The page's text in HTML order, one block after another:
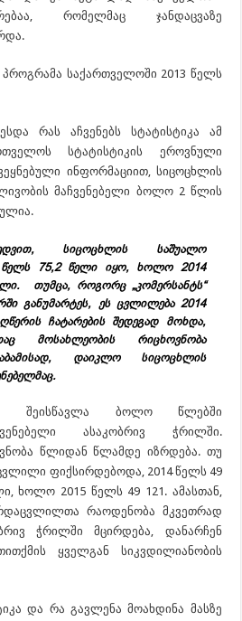
რომელმაც ჯანდაცვაზე
საქართველოში 2013 წელს
რას აჩვენებს სტატისტიკა ამ
სტატისტიკის ეროვნული
ინფორმაციით, სიცოცხლის
მაჩვენებელი ბოლო 2 წლის
სიცოცხლის საშუალო
წელს 75,2 წელი იყო, ხოლო 2014
თუმცა, როგორც „კომერსანტს“
განუმარტეს, ეს ცვლილება 2014
ჩატარების შედეგად მოხდა,
მოსახლეობის რიცხოვნობა
დაიკლო სიცოცხლის
შეისწავლა ბოლო წლებში
ასაკობრივ ჭრილში.
წლიდან წლამდე იზრდება. თუ
ფიქსირდებოდა, 2014 წელს 49
ხოლო 2015 წელს 49 121. ამასთან,
რაოდენობა მკვეთრად
ჭრილში მცირდება, დანარჩენ
ყველგან სიკვდილიანობის
და რა გავლენა მოახდინა მასზე